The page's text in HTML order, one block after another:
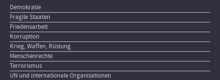
Demokratie
Fragile Staaten
Friedensarbeit
Korruption
Krieg, Waffen, Rüstung
Menschenrechte
Terrorismus
UN und internationale Organisationen